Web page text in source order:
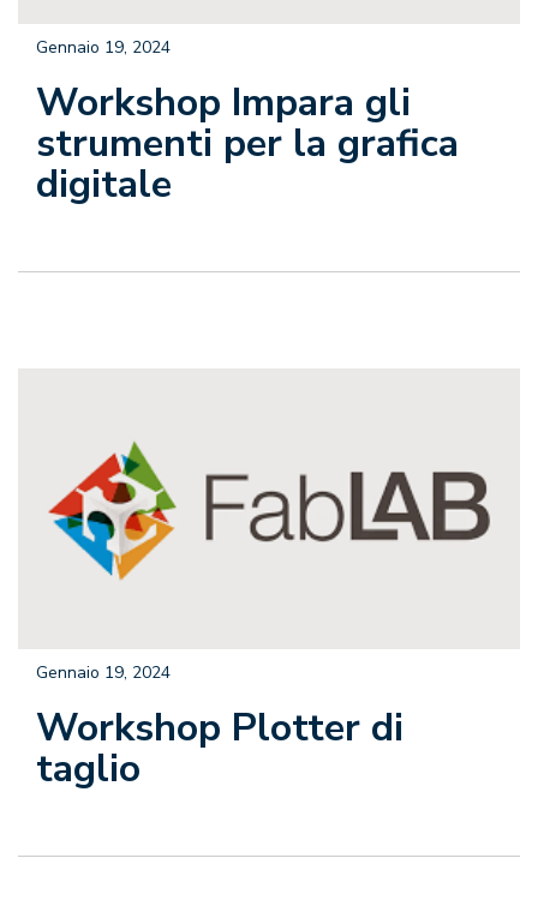
Workshop Impara gli
strumenti per la grafica
digitale
Gennaio 19, 2024
Workshop Plotter di
taglio
Gennaio 19, 2024